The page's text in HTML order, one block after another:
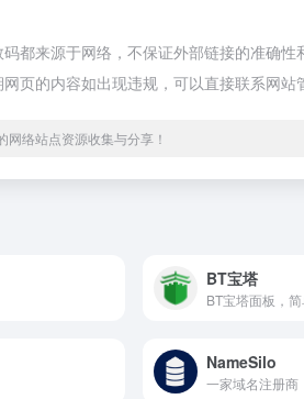
都来源于网络，不保证外部链接的准确
页的内容如出现违规，可以直接联系网站
络站点资源收集与分享！
BT宝塔
NameSilo
一家域名注册商